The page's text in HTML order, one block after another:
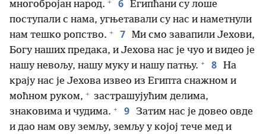
многобројан народ.
6 Египћани су лоше
поступали с нама, угњетавали су нас и наметнули
нам тешко ропство. + 7 Ми смо завапили Јехови,
Богу наших предака, и Јехова нас је чуо и видео је
нашу невољу, нашу муку и нашу патњу. + 8 На
крају нас је Јехова извео из Египта снажном и
моћном руком, + застрашујућим делима,
знаковима и чудима. + 9 Затим нас је довео овде
и дао нам ову земљу, земљу у којој тече мед и